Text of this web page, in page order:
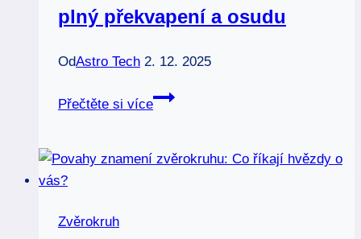
plný překvapení a osudu
OdAstro Tech 2. 12. 2025
Přečtěte si více
1.11
Den
Zvěrokruh